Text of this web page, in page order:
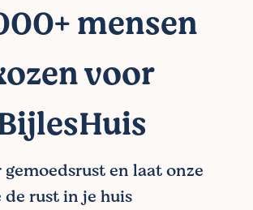
mensen
voor
gemoedsrust en laat onze
rust in je huis